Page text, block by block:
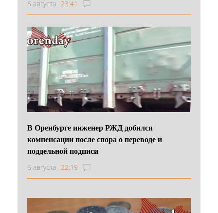
6 августа 23:41
В Оренбурге инженер РЖД добился
компенсации после спора о переводе и
поддельной подписи
6 августа 22:19